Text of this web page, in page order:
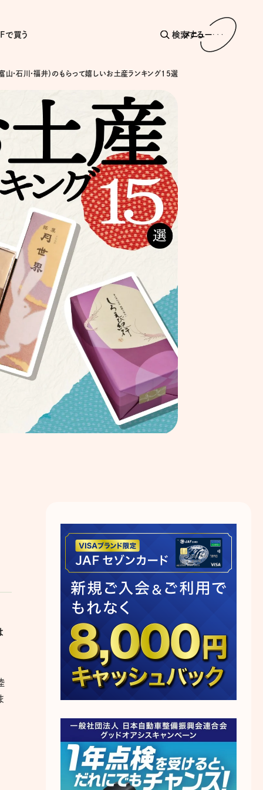
で買う 検索する
メニュー
山・石川・福井）のもらって嬉しいお土産ランキング15選